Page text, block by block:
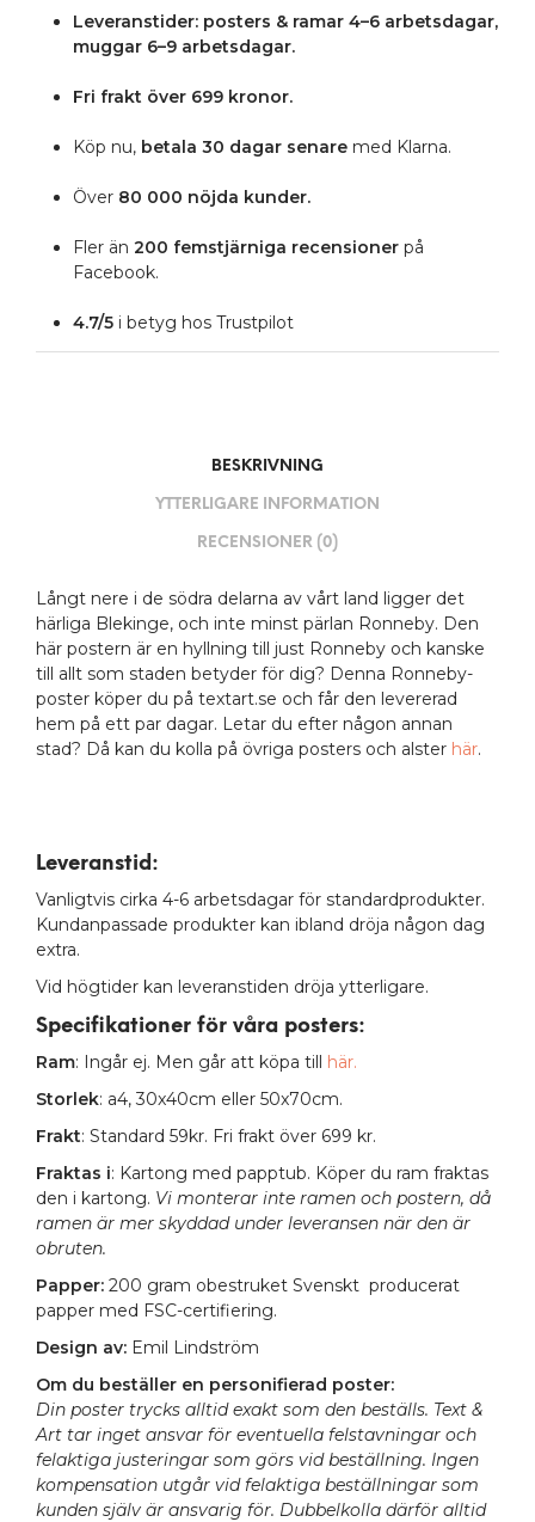
Leveranstider: posters & ramar 4–6 arbetsdagar,
muggar 6–9 arbetsdagar.
Fri frakt över 699 kronor.
Köp nu,betala 30 dagar senaremed Klarna.
Över 80 000 nöjda kunder.
Fler än 200 femstjärniga recensionerpå
Facebook.
4.7/5i betyg hos Trustpilot
BESKRIVNING
YTTERLIGARE INFORMATION
RECENSIONER (0)
Långt nere i de södra delarna av vårt land ligger det
härliga Blekinge, och inte minst pärlan Ronneby. Den
här postern är en hyllning till just Ronneby och kanske
till allt som staden betyder för dig? Denna Ronneby-
poster köper du på textart.se och får den levererad
hem på ett par dagar. Letar du efter någon annan
stad? Då kan du kolla på övriga posters och alster här.
Leveranstid:
Vanligtvis cirka 4-6 arbetsdagar för standardprodukter.
Kundanpassade produkter kan ibland dröja någon dag
extra.
Vid högtider kan leveranstiden dröja ytterligare.
Specifikationer för våra posters:
Ram: Ingår ej. Men går att köpa till här.
Storlek: a4, 30x40cm eller 50x70cm.
Frakt: Standard 59kr. Fri frakt över 699 kr.
Fraktas i: Kartong med papptub. Köper du ram fraktas
den i kartong. Vi monterar inte ramen och postern, då
ramen är mer skyddad under leveransen när den är
obruten.
Papper: 200 gram obestruket Svenskt producerat
papper med FSC-certifiering.
Design av: Emil Lindström
Om du beställer en personifierad poster:
Din poster trycks alltid exakt som den beställs. Text &
Art tar inget ansvar för eventuella felstavningar och
felaktiga justeringar som görs vid beställning. Ingen
kompensation utgår vid felaktiga beställningar som
kunden själv är ansvarig för. Dubbelkolla därför alltid